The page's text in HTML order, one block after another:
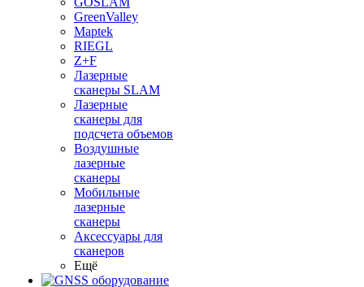
GreenValley
Maptek
RIEGL
Z+F
Лазерные
сканеры SLAM
Лазерные
сканеры для
подсчета объемов
Воздушные
лазерные
сканеры
Мобильные
лазерные
сканеры
Аксессуары для
сканеров
Ещё